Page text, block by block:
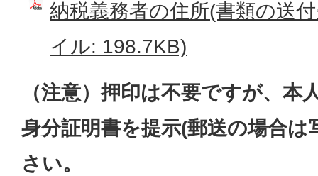
納税義務者の住所(書類の送
イル: 198.7KB)
（注意）押印は不要ですが、本
身分証明書を提示(郵送の場合
さい。